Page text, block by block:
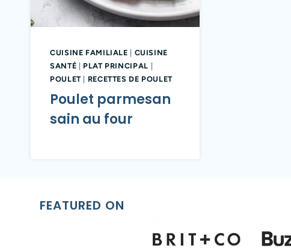
CUISINE FAMILIALE | CUISINE
SANTÉ | PLAT PRINCIPAL |
POULET| RECETTES DE POULET
Poulet parmesan
sain au four
FEATURED ON